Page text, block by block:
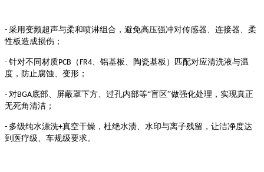
- 采用变频超声与柔和喷淋组合，避免高压强冲对传感器、连接器、柔
性板造成损伤；
- 针对不同材质PCB （ FR4 、铝基板、陶瓷基板）匹配对应清洗液与温
度，防止腐蚀、变形；
- 对BGA底部、屏蔽罩下方、过孔内部等“盲区”做强化处理，实现真正
无死角清洁；
- 多级纯水漂洗+真空干燥，杜绝水渍、水印与离子残留，让洁净度达
到医疗级、车规级要求。